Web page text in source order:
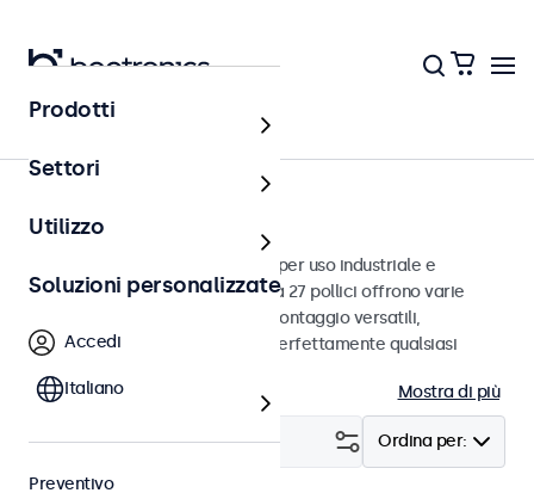
Monitor
Monitor da 27 pollici
Monitor da 27 pollici progettati per uso industriale e
commerciale. Questi monitor da 27 pollici offrono varie
connessioni video e opzioni di montaggio versatili,
consentendo loro di integrarsi perfettamente qualsiasi
Mostra di più
Ordina per:
Filtro (1)
Prodotti
Settori
Utilizzo
Soluzioni personalizzate
Accedi
Italiano
Preventivo